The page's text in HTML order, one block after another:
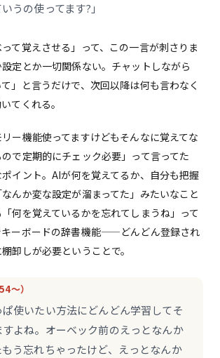
うの使ってます?」
って覚えさせる」って、この一言が刺さりま
定とか一切関係ない。チャットしながら
て」と言うだけで、次回以降は何も言わなく
てくれる。
ー機能使ってますけどもそんなに覚えてな
で定期的にチェック必要」って言ってた
イント。AIが何を覚えてるか、自分も把握
んか変な設定が溜まってた」みたいなこと
何を覚えているかを忘れてしまうね」って
キーボードの辞書機能——どんどん登録され
卸しが必要ということで。
〜）
ぱ使いたい方法にどんどん学習してそ
よね。オーベック前のえっとなんか
う忘れちゃったけど、えっとなんか